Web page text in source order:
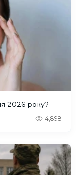
2026 року?
4,898